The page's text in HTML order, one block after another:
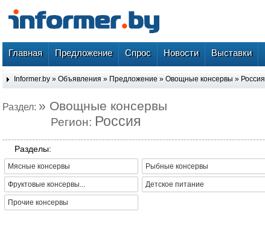
Главная Предложение Спрос Новости Выставки
Informer.by » Объявления » Предложение » Овощные консервы » Россия
Раздел: » Овощные консервы
Регион: Россия
Разделы:
Мясные консервы Рыбные консервы
Фруктовые консервы... Детское питание
Прочие консервы